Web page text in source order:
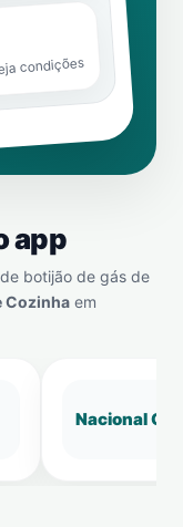
condições
app
botijão de gás de
Cozinha em
Nacional Gás